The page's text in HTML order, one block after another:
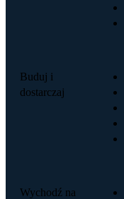
Buduj i
dostarczaj
Wychodź na